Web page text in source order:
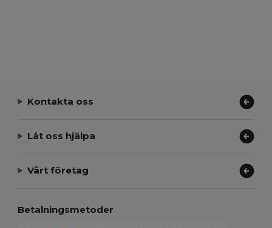
Kontakta oss
Låt oss hjälpa
Vårt företag
Betalningsmetoder